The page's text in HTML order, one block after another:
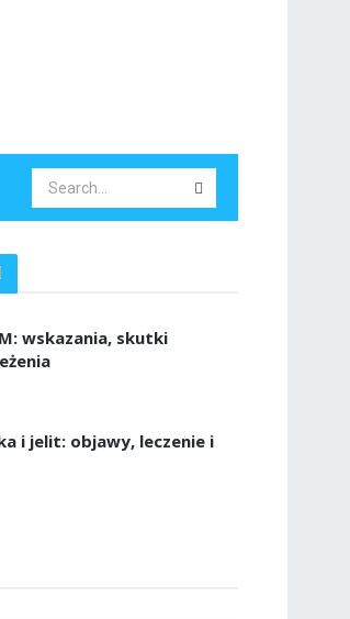
wskazania, skutki
i jelit: objawy, leczenie i